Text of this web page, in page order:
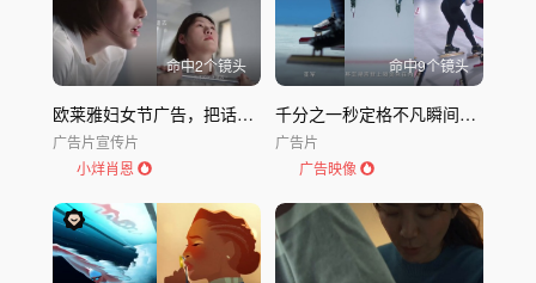
命中2个镜头
欧莱雅妇女节广告，把话筒递给她们
广告片宣传片
小烊肖恩
命中9个镜头
千分之一秒定格不凡瞬间｜Vivo平凡不凡
广告片
广告映像